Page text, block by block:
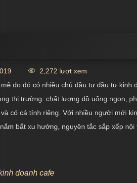
2,272 lượt xem
do đó có nhiều chủ đầu tư đầu tư kinh
thị trường: chất lượng đồ uống ngon,
có cá tính riêng. Với nhiều người mới
bắt xu hướng, nguyên tắc sắp xếp
doanh cafe